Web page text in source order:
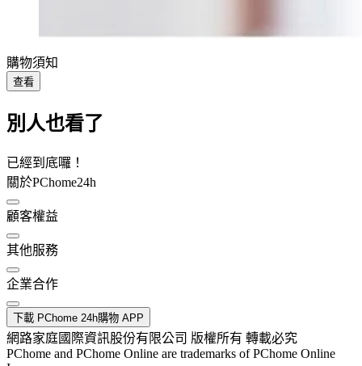
購物須知
查看
別人也看了
已經到底囉！
關於PChome24h
顧客權益
其他服務
企業合作
下載 PChome 24h購物 APP
網路家庭國際資訊股份有限公司 版權所有 轉載必究
PChome and PChome Online are trademarks of PChome Online